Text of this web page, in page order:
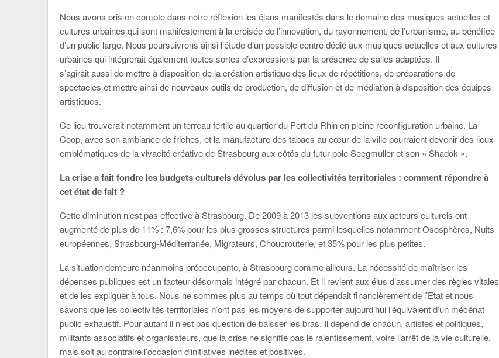
Nous avons pris en compte dans notre réflexion les élans manifestés dans le domaine des musiques actuelles et
cultures urbaines qui sont manifestement à la croisée de l’innovation, du rayonnement, de l’urbanisme, au bénéfice
d’un public large. Nous poursuivrons ainsi l’étude d’un possible centre dédié aux musiques actuelles et aux cultures
urbaines qui intégrerait également toutes sortes d’expressions par la présence de salles adaptées. Il
s’agirait aussi de mettre à disposition de la création artistique des lieux de répétitions, de préparations de
spectacles et mettre ainsi de nouveaux outils de production, de diffusion et de médiation à disposition des équipes
artistiques.
Ce lieu trouverait notamment un terreau fertile au quartier du Port du Rhin en pleine reconfiguration urbaine. La
Coop, avec son ambiance de friches, et la manufacture des tabacs au cœur de la ville pourraient devenir des lieux
emblématiques de la vivacité créative de Strasbourg aux côtés du futur pole Seegmuller et son « Shadok ».
La crise a fait fondre les budgets culturels dévolus par les collectivités territoriales : comment répondre à
cet état de fait ?
Cette diminution n’est pas effective à Strasbourg. De 2009 à 2013 les subventions aux acteurs culturels ont
augmenté de plus de 11% : 7,6% pour les plus grosses structures parmi lesquelles notamment Ososphères, Nuits
européennes, Strasbourg-Méditerranée, Migrateurs, Choucrouterie, et 35% pour les plus petites.
La situation demeure néanmoins préoccupante, à Strasbourg comme ailleurs. La nécessité de maîtriser les
dépenses publiques est un facteur désormais intégré par chacun. Et il revient aux élus d’assumer des règles vitales
et de les expliquer à tous. Nous ne sommes plus au temps où tout dépendait financièrement de l’Etat et nous
savons que les collectivités territoriales n’ont pas les moyens de supporter aujourd’hui l’équivalent d’un mécénat
public exhaustif. Pour autant il n’est pas question de baisser les bras. Il dépend de chacun, artistes et politiques,
militants associatifs et organisateurs, que la crise ne signifie pas le ralentissement, voire l’arrêt de la vie culturelle,
mais soit au contraire l’occasion d’initiatives inédites et positives.